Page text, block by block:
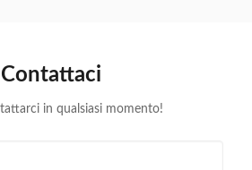
I.D
Contattaci
in qualsiasi momento!